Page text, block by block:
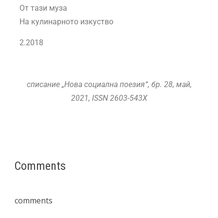
От тази муза
На кулинарното изкуство
2.2018
списание „Нова социална поезия“, бр. 28, май,
2021, ISSN 2603-543X
Comments
comments